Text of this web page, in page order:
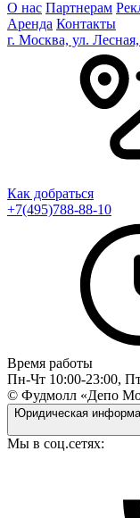
О нас Партнерам
Аренда Контакты
г. Москва, ул.
Как добраться
+7(495)788-88-10
Время работы
Пн-Чт 10:00-23:00,
© Фудмолл «Депо
Юридическая
Мы в соц.сетях: